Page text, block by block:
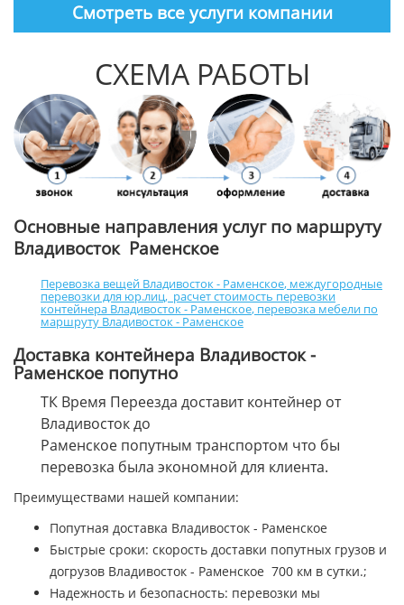
Смотреть все услуги компании
СХЕМА РАБОТЫ
Основные направления услуг по маршруту
Владивосток Раменское
Перевозка вещей Владивосток - Раменское, междугородные
перевозки для юр.лиц, расчет стоимость перевозки
контейнера Владивосток - Раменское, перевозка мебели по
маршруту Владивосток - Раменское
Доставка контейнера Владивосток -
Раменское попутно
ТК Время Переезда доставит контейнер от
Владивосток до
Раменское попутным транспортом что бы
перевозка была экономной для клиента.
Преимуществами нашей компании:
Попутная доставка Владивосток - Раменское
Быстрые сроки: скорость доставки попутных грузов и
догрузов Владивосток - Раменское 700 км в сутки.;
Надежность и безопасность: перевозки мы